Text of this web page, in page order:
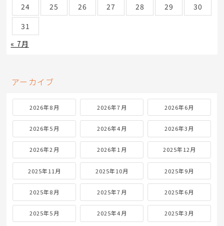
24
25 26 27 28 29
30
31
« 7月
アーカイブ
2026年8月 2026年7月 2026年6月
2026年5月 2026年4月 2026年3月
2026年2月 2026年1月 2025年12月
2025年11月 2025年10月 2025年9月
2025年8月 2025年7月 2025年6月
2025年5月 2025年4月 2025年3月